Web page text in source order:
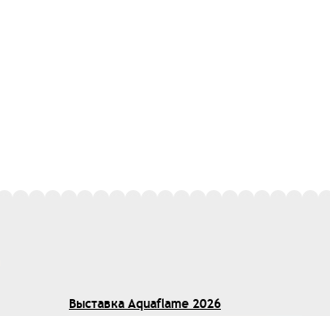
Выставка Aquaflame 2026